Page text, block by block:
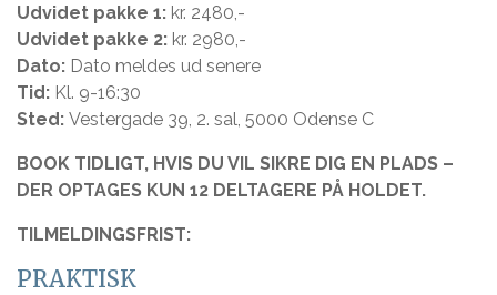
Udvidet pakke 1: kr. 2480,-
Udvidet pakke 2: kr. 2980,-
Dato: Dato meldes ud senere
Tid: Kl. 9-16:30
Sted: Vestergade 39, 2. sal, 5000 Odense C
BOOK TIDLIGT, HVIS DU VIL SIKRE DIG EN PLADS –
DER OPTAGES KUN 12 DELTAGERE PÅ HOLDET.
TILMELDINGSFRIST:
PRAKTISK